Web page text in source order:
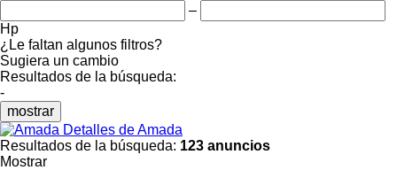
–
Hp
¿Le faltan algunos filtros?
Sugiera un cambio
Resultados de la búsqueda:
-
mostrar
Detalles de Amada
Resultados de la búsqueda: 123 anuncios
Mostrar